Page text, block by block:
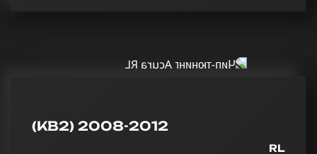
(KB2) 2008-2012
RL